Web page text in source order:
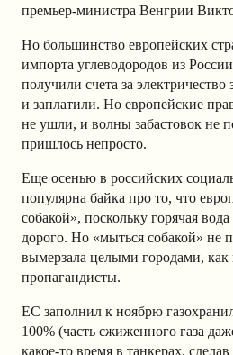
премьер-министра Венгрии
Но большинство европейских
импорта углеводородов из
получили счета за
и заплатили. Но европейские
не ушли, и волны забастовок не
пришлось непросто.
Еще осенью в российских
популярна байка про то, что
собакой», поскольку горячая
дорого. Но «мыться собакой» не
вымерзала целыми городами,
пропагандисты.
ЕС заполнил к ноябрю
100% (часть сжиженного газа
какое-то время в танкерах,